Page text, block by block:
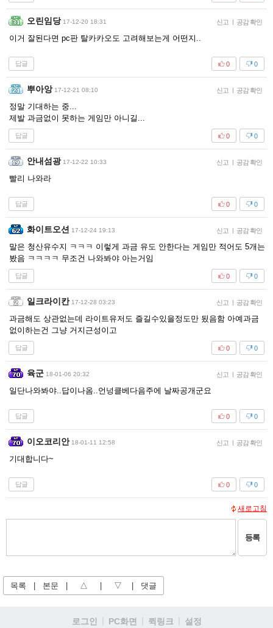
오린임당 17-12-20 18:31 신고 | 공감 확인
이거 잘된다면 pc판 탈카카오도 고려해보는게 어떤지..
답글 0
0
뿌아앙 17-12-21 08:10 신고 | 공감 확인
정말 기대하는 중...
제발 과금없이 못하는 게임만 아니길...
답글 0
0
안내섬광 17-12-22 10:33 신고 | 공감 확인
빨리 나와라
답글 0
0
화이트오션 17-12-24 19:13 신고 | 공감 확인
말은 청산유수지 ㅋㅋㅋ 이렇게 과금 유도 안한다는 게임만 적어도 5개는
봤음 ㅋㅋㅋㅋ 무조건 나와봐야 아는거임
답글 0
0
일크라이칸 17-12-28 03:23 신고 | 공감 확인
과금해도 상관없는데 라이트유저도 즐길수있을정도만 됬음함 아예과금
없이하는건 그냥 거지근성이고
답글 0
0
육군 18-01-06 20:32 신고 | 공감 확인
일단나와봐야..답이나옴..언넝클베다음주에 날짜공개군요
답글 0
0
이오코리안 18-01-11 12:58 신고 | 공감 확인
기대합니다~
답글 0
0
새로고침
등록
목록 본문 △ ▽ 댓글
로그인 PC화면 퀵링크 설정